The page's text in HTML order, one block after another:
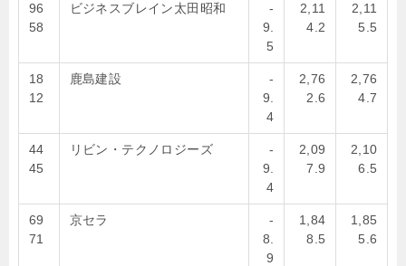
96
58
ビジネスブレイン太田昭和
-
9.
5
2,11
4.2
2,11
5.5
18
12
鹿島建設
-
9.
4
2,76
2.6
2,76
4.7
44
45
リビン・テクノロジーズ
-
9.
4
2,09
7.9
2,10
6.5
69
71
京セラ
-
8.
9
1,84
8.5
1,85
5.6